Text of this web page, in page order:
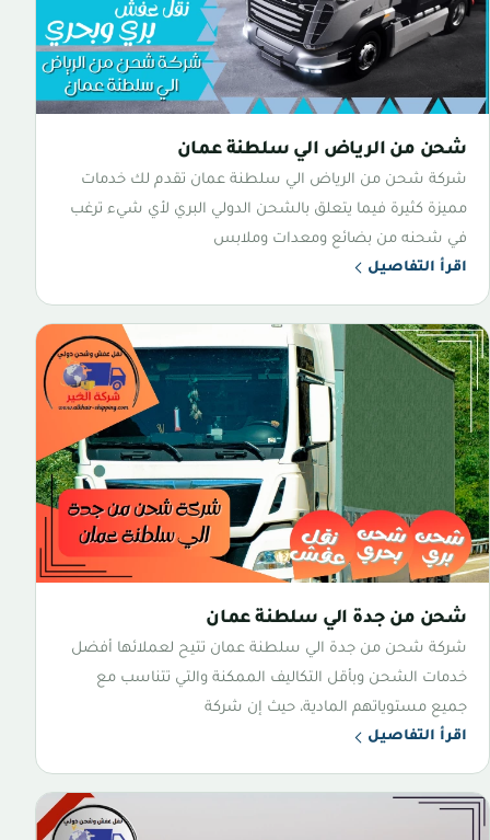
شحن من الرياض الي سلطنة عمان
شركة شحن من الرياض الي سلطنة عمان تقدم لك خدمات
مميزة كثيرة فيما يتعلق بالشحن الدولي البري لأي شيء ترغب
في شحنه من بضائع ومعدات وملابس
اقرأ التفاصيل
شحن من جدة الي سلطنة عمان
شركة شحن من جدة الي سلطنة عمان تتيح لعملائها أفضل
خدمات الشحن وبأقل التكاليف الممكنة والتي تتناسب مع
جميع مستوياتهم المادية، حيث إن شركة
اقرأ التفاصيل